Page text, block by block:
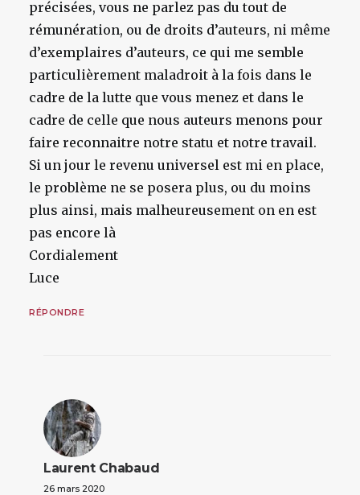
précisées, vous ne parlez pas du tout de
rémunération, ou de droits d’auteurs, ni même
d’exemplaires d’auteurs, ce qui me semble
particulièrement maladroit à la fois dans le
cadre de la lutte que vous menez et dans le
cadre de celle que nous auteurs menons pour
faire reconnaitre notre statu et notre travail.
Si un jour le revenu universel est mi en place,
le problème ne se posera plus, ou du moins
plus ainsi, mais malheureusement on en est
pas encore là
Cordialement
Luce
RÉPONDRE
Laurent Chabaud
26 mars 2020